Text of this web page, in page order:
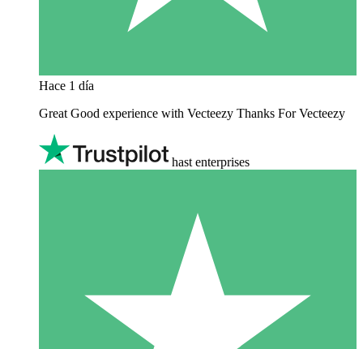
Hace 1 día
Great Good experience with Vecteezy Thanks For Vecteezy
hast enterprises